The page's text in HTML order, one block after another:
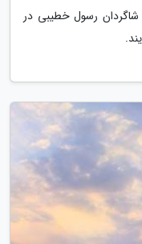
شاگردان رسول خطیبی در